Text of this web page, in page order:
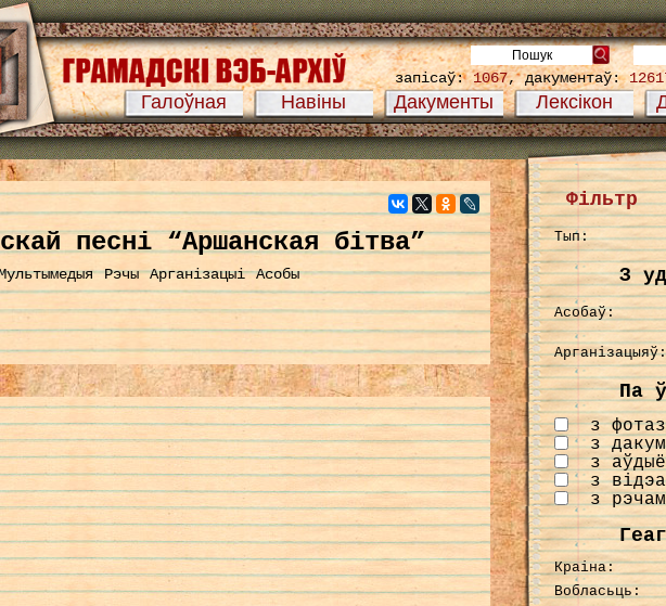
Галоўная Навіны Дакументы Лексікон
запісаў:1067, дакументаў:
песні “Аршанская бітва”
Рэчы Арганізацыі Асобы
Фільтр
Тып:
З
Асобаў:
Арганізацыяў:
Па
з
з
з аўдыё
з відэа
з
Краіна:
Вобласьць: